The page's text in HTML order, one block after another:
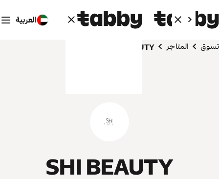
العربية
تسوق المتاجر SHI BEAUTY
SHI BEAUTY